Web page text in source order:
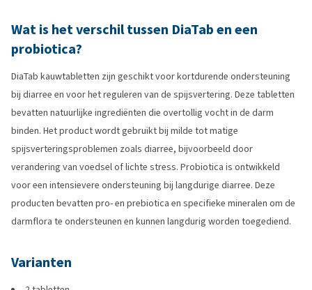
Wat is het verschil tussen DiaTab en een
probiotica?
DiaTab kauwtabletten zijn geschikt voor kortdurende ondersteuning
bij diarree en voor het reguleren van de spijsvertering. Deze tabletten
bevatten natuurlijke ingrediënten die overtollig vocht in de darm
binden. Het product wordt gebruikt bij milde tot matige
spijsverteringsproblemen zoals diarree, bijvoorbeeld door
verandering van voedsel of lichte stress. Probiotica is ontwikkeld
voor een intensievere ondersteuning bij langdurige diarree. Deze
producten bevatten pro- en prebiotica en specifieke mineralen om de
darmflora te ondersteunen en kunnen langdurig worden toegediend.
Varianten